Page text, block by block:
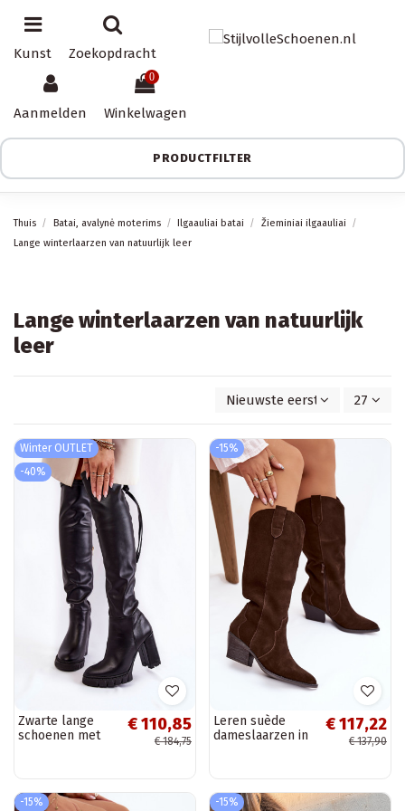
Kunst Zoekopdracht
Aanmelden
0
Winkelwagen
PRODUCTFILTER
Thuis Batai, avalynė moterims Ilgaauliai batai
Žieminiai ilgaauliai
Lange winterlaarzen van natuurlijk leer
Lange winterlaarzen van natuurlijk
leer
Nieuwste eerst 27
Winter OUTLET
-40%
Zwarte lange
schoenen met
€ 110,85
€ 184,75
-15%
Leren suède
dameslaarzen in
Urselle
€ 117,22
€ 137,90
-15% -15%